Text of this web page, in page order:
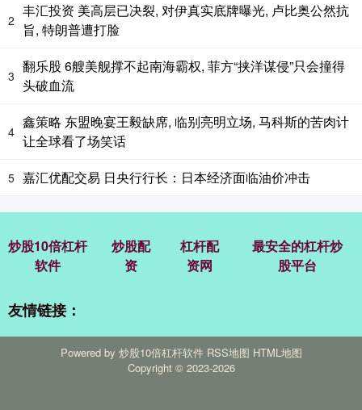
2
丰汇投资 美高层已决裂, 对伊真实底牌曝光, 卢比奥公然抗
旨, 特朗普遭打脸
3
翻乐股 6艘美舰撑不起南海霸权, 菲方“挟洋谋侵”只会撞得
头破血流
4
鑫策略 东盟晚宴王毅缺席, 临别亮明立场, 马科斯的苦肉计
让全球看了场笑话
5 嘉汇优配交易 日央行行长：日本经济面临油价冲击
炒股10倍杠杆
软件
炒股配
资
杠杆配
资网
最安全的杠杆炒
股平台
友情链接：
Powered by 炒股10倍杠杆软件 RSS地图 HTML地图
Copyright © 2023-2026